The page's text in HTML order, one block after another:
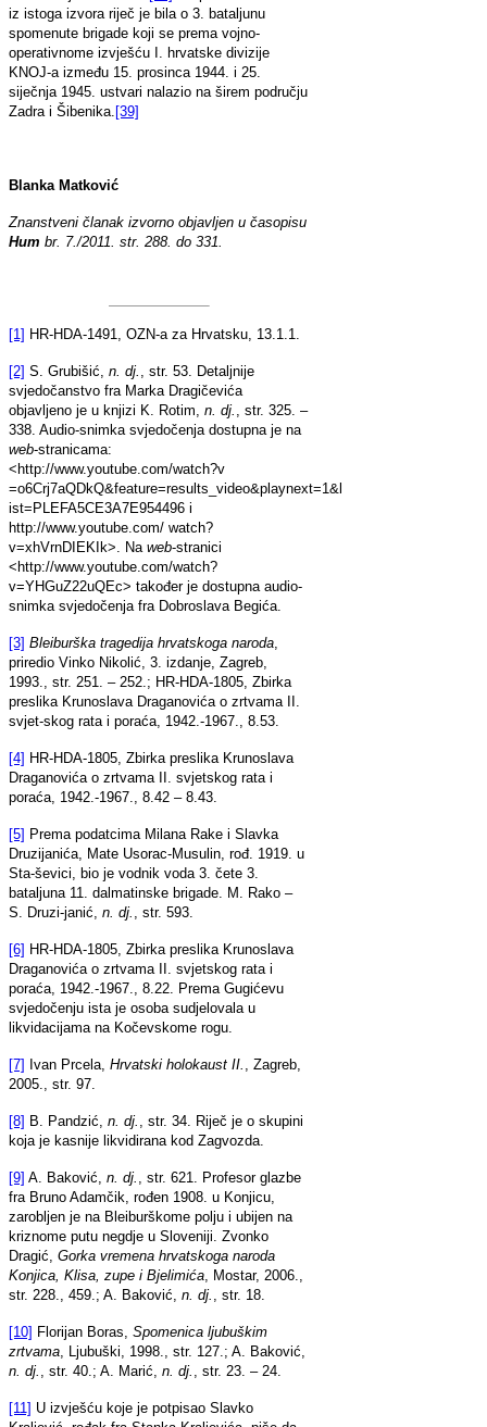
iz istoga izvora riječ je bila o 3. bataljunu
spomenute brigade koji se prema vojno-
operativnome izvješću I. hrvatske divizije
KNOJ-a između 15. prosinca 1944. i 25.
siječnja 1945. ustvari nalazio na širem području
Zadra i Šibenika. [39]
Blanka Matković
Znanstveni članak izvorno objavljen u časopisu
Hum br. 7./2011. str. 288. do 331.
[1] HR-HDA-1491, OZN-a za Hrvatsku, 13.1.1.
[2] S. Grubišić, n. dj.
, str. 53. Detaljnije
svjedočanstvo fra Marka Dragičevića
objavljeno je u knjizi K. Rotim, n. dj.
, str. 325. –
338. Audio-snimka svjedočenja dostupna je na
web-stranicama:
<http://www.youtube.com/watch?v
=o6Crj7aQDkQ&feature=results_video&playnext=1&l
ist=PLEFA5CE3A7E954496 i
http://www.youtube.com/ watch?
v=xhVrnDIEKIk>. Na web-stranici
<http://www.youtube.com/watch?
v=YHGuZ22uQEc> također je dostupna audio-
snimka svjedočenja fra Dobroslava Begića.
[3] Bleiburška tragedija hrvatskoga naroda
priredio Vinko Nikolić, 3. izdanje, Zagreb,
1993., str. 251. – 252.; HR-HDA-1805, Zbirka
preslika Krunoslava Draganovića o zrtvama II.
svjet-skog rata i poraća, 1942.-1967., 8.53.
[4] HR-HDA-1805, Zbirka preslika Krunoslava
Draganovića o zrtvama II. svjetskog rata i
poraća, 1942.-1967., 8.42 – 8.43.
[5] Prema podatcima Milana Rake i Slavka
Druzijanića, Mate Usorac-Musulin, rođ. 1919. u
Sta-ševici, bio je vodnik voda 3. čete 3.
bataljuna 11. dalmatinske brigade. M. Rako –
S. Druzi-janić, n. dj. , str. 593.
[6] HR-HDA-1805, Zbirka preslika Krunoslava
Draganovića o zrtvama II. svjetskog rata i
poraća, 1942.-1967., 8.22. Prema Gugićevu
svjedočenju ista je osoba sudjelovala u
likvidacijama na Kočevskome rogu.
[7] Ivan Prcela, Hrvatski holokaust II.
, Zagreb,
2005., str. 97.
[8] B. Pandzić, n. dj.
, str. 34. Riječ je o skupini
koja je kasnije likvidirana kod Zagvozda.
[9] A. Baković, n. dj.
, str. 621. Profesor glazbe
fra Bruno Adamčik, rođen 1908. u Konjicu,
zarobljen je na Bleiburškome polju i ubijen na
kriznome putu negdje u Sloveniji. Zvonko
Dragić, Gorka vremena hrvatskoga naroda
Konjica, Klisa, zupe i Bjelimića , Mostar, 2006.,
str. 228., 459.; A. Baković, n. dj. , str. 18.
[10] Florijan Boras, Spomenica ljubuškim
zrtvama , Ljubuški, 1998., str. 127.; A. Baković,
n. dj.
, str. 40.; A. Marić, n. dj. , str. 23. – 24.
[11] U izvješću koje je potpisao Slavko